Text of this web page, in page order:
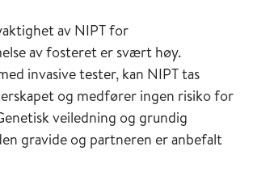
av NIPT for
av fosteret er svært høy.
invasive tester, kan NIPT tas
og medfører ingen risiko for
veiledning og grundig
gravide og partneren er anbefalt